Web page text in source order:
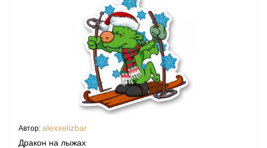
Автор: alexxelizbar
Дракон на лыжах